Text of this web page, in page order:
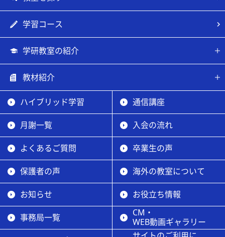
学習コース
学研教室の紹介
教材紹介
ハイブリッド学習 通信講座
月謝一覧 入会の流れ
よくあるご質問 卒業生の声
保護者の声 海外の教室について
お知らせ お役立ち情報
事務局一覧
CM・
WEB動画ギャラリー